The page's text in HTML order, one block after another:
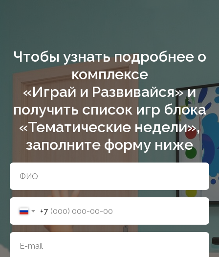
Чтобы узнать подробнее о
комплексе
«Играй и Развивайся» и
получить список игр блока
«Тематические недели»,
заполните форму ниже
+7